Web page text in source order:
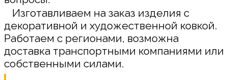
Изготавливаем на заказ изделия с
декоративной и художественной ковкой.
Работаем с регионами, возможна
доставка транспортными компаниями или
собственными силами.